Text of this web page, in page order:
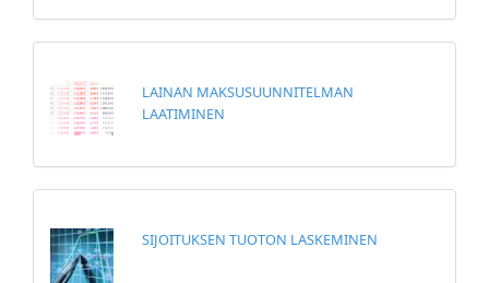
LAINAN MAKSUSUUNNITELMAN
LAATIMINEN
SIJOITUKSEN TUOTON LASKEMINEN